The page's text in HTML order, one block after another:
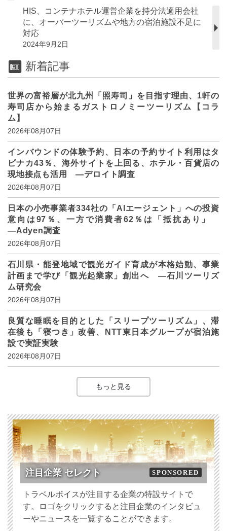
HIS、コンテナホテル運営企業を持分法適用会社
に、オーバーツーリズムや地方の宿泊施設不足に
対応
2024年9月2日
新着記事
世界の富裕層が北九州「照寿司」を目指す理由、1軒の
寿司店から始まるガストロノミーツーリズム【コラ
ム】
2026年08月07日
インバウンドの体験予約、日本の予約サイト利用はタ
ビナカ43％、海外サイトを上回る、ホテル・百貨店の
現地接点も活用 ―デロイト調査
2026年08月07日
日本の小売事業者334社の「AIエージェント」への投資
意向は97％、一方で消費者62％は「抵抗あり」
―Adyen調査
2026年08月07日
石川県・能登地域で観光ガイド育成が本格始動、事業
計画まで学び「観光起業家」創出へ ―石川ツーリズ
ム研究会
2026年08月07日
良質な睡眠を目的とした「スリープツーリズム」、滞
在後も「寝つき」改善、NTT東日本グループが宿泊施
設で実証実験
2026年08月07日
もっと見る
注目企業 セレクト SPONSORED
トラベルボイスが注目する企業の特設サイトで
す。ロゴをクリックすると注目企業のインタビュ
ーやニュースを一覧することができます。